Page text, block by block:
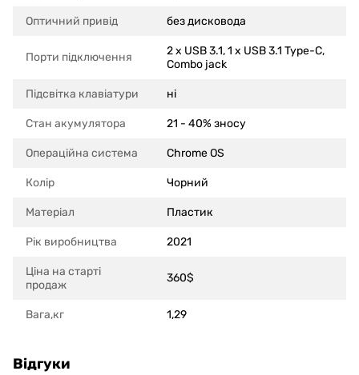
Оптичний привід без дисковода
Порти підключення
2 x USB 3.1, 1 x USB 3.1 Type-C,
Combo jack
Підсвітка клавіатури ні
Стан акумулятора 21 - 40% зносу
Операційна система Chrome OS
Колір Чорний
Матеріал Пластик
Рік виробництва 2021
Ціна на старті
продаж
360$
Вага,кг 1,29
Відгуки